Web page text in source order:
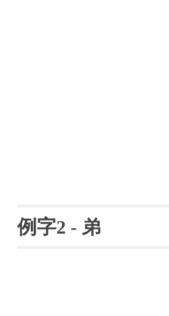
例字2 - 弟